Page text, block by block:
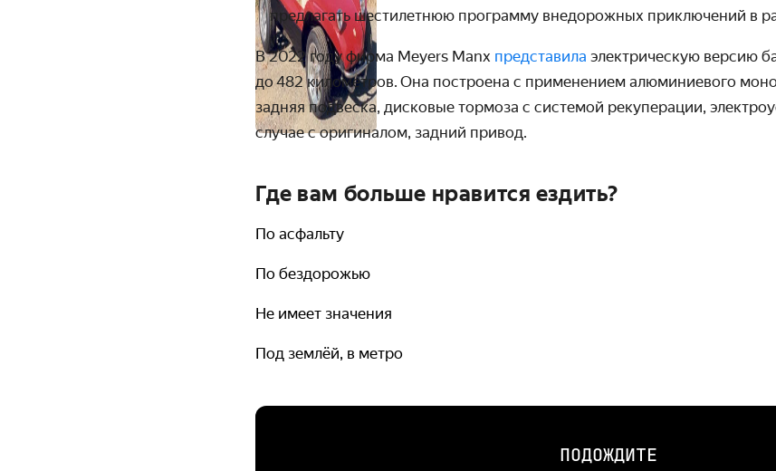
предлагать шестилетнюю программу внедорожных приключений в
В 2022 году фирма Meyers Manx представила электрическую версию
до482 километров. Она построена с применением алюминиевого
задняя подвеска, дисковые тормоза с системой рекуперации,
случае с оригиналом, задний привод.
Где вам больше нравится ездить?
По асфальту
По бездорожью
Не имеет значения
Под землёй, в метро
ПОДОЖДИТЕ